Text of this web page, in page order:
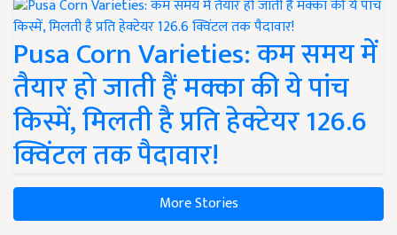
Pusa Corn Varieties: कम समय में
तैयार हो जाती हैं मक्का की ये पांच
किस्में, मिलती है प्रति हेक्टेयर 126.6
क्विंटल तक पैदावार!
More Stories